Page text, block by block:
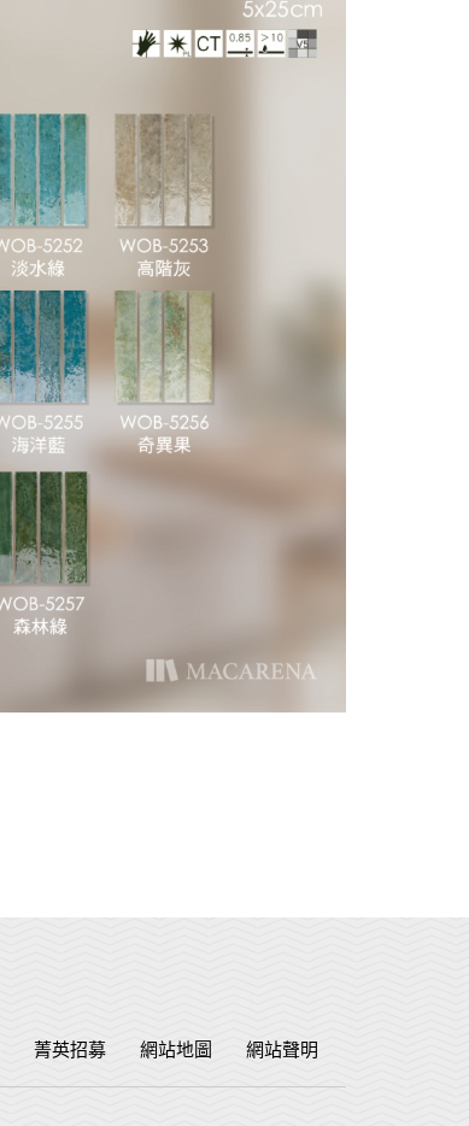
菁英招募 網站地圖 網站聲明